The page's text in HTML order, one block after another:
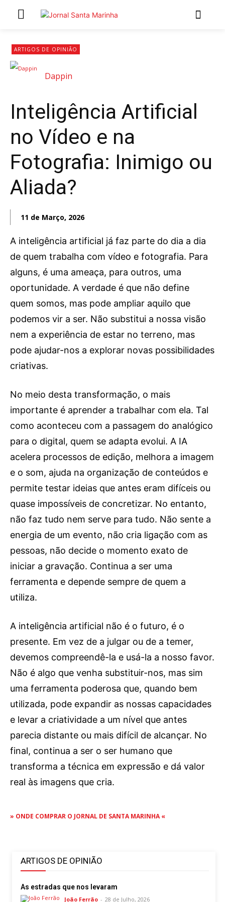
ÚLTIMAS NOTÍCIAS
Secções
MARCHAS POPULARES DE SÃO JOÃO 2026
ATUALIDADE
POLÍTICA
REGIÃO
SOCIEDADE
OCORRÊNCIAS
EMPRESAS E INOVAÇÃO
DESPORTO
ANDANDO POR AÍ
EM LUTO
Assinaturas
Onde comprar o Jornal
Publicidade
Voz da Solidariedade
»»» Fundação Aurora Borges
Seia em Números
AUTÁRQUICAS 2025 em Seia
Contactos
Tel. 238 310 090 (chamada para a rede fixa nacional)
E-mail: jornalsantamarinha@gmail.com
Estatuto editorial Sobre o Jornal
Contactos
Ficha Técnica
ARTIGOS DE OPINIÃO
Dappin
Inteligência Artificial
no Vídeo e na
Fotografia: Inimigo ou
Aliada?
11 de Março, 2026
A inteligência artificial já faz parte do dia a dia
de quem trabalha com vídeo e fotografia. Para
alguns, é uma ameaça, para outros, uma
oportunidade. A verdade é que não define
quem somos, mas pode ampliar aquilo que
podemos vir a ser. Não substitui a nossa visão
nem a experiência de estar no terreno, mas
pode ajudar-nos a explorar novas possibilidades
criativas.
No meio desta transformação, o mais
importante é aprender a trabalhar com ela. Tal
como aconteceu com a passagem do analógico
para o digital, quem se adapta evolui. A IA
acelera processos de edição, melhora a imagem
e o som, ajuda na organização de conteúdos e
permite testar ideias que antes eram difíceis ou
quase impossíveis de concretizar. No entanto,
não faz tudo nem serve para tudo. Não sente a
energia de um evento, não cria ligação com as
pessoas, não decide o momento exato de
iniciar a gravação. Continua a ser uma
ferramenta e depende sempre de quem a
utiliza.
A inteligência artificial não é o futuro, é o
presente. Em vez de a julgar ou de a temer,
devemos compreendê-la e usá-la a nosso favor.
Não é algo que venha substituir-nos, mas sim
uma ferramenta poderosa que, quando bem
utilizada, pode expandir as nossas capacidades
e levar a criatividade a um nível que antes
parecia distante ou mais difícil de alcançar. No
final, continua a ser o ser humano que
transforma a técnica em expressão e dá valor
real às imagens que cria.
» ONDE COMPRAR O JORNAL DE SANTA MARINHA «
ARTIGOS DE OPINIÃO
As estradas que nos levaram
João Ferrão - 28 de Julho, 2026